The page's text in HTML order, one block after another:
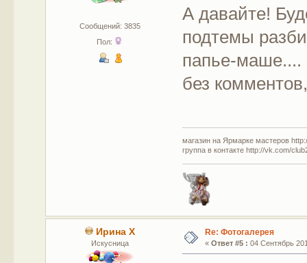
Сообщений: 3835
Пол:
А давайте!
подтемы
папье-
без
магазин на Ярмарке мастеров
группа в контакте http://vk.com/
Ирина Х
Искусница
Re: Фотогалерея
« Ответ #5 : 04 Сентябрь